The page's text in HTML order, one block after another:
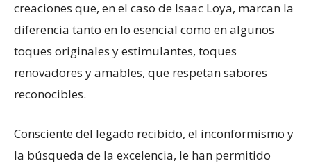
creaciones que, en el caso de Isaac Loya, marcan la
diferencia tanto en lo esencial como en algunos
toques originales y estimulantes, toques
renovadores y amables, que respetan sabores
reconocibles.
Consciente del legado recibido, el inconformismo y
la búsqueda de la excelencia, le han permitido